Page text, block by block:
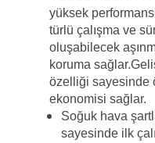
yüksek
türlü çalışma ve
oluşabilecek
koruma sağlar.
özelliği sayesinde
ekonomisi sağlar.
Soğuk hava
sayesinde ilk